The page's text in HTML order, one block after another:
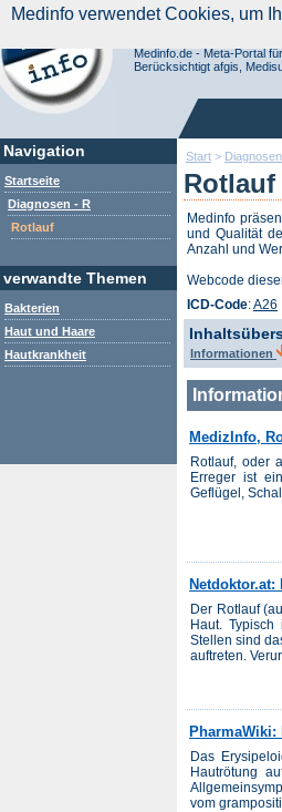
Start > Diagnosen
Rotlauf
Medinfo
und Qualität
Anzahl und
Webcode
ICD-Code:A26
Informationen
MedizInfo,
Rotlauf, oder
Erreger ist
Geflügel,
Der Rotlauf
Haut.
Stellen sind
auftreten.
PharmaWiki:
Das
Hautrötung
vom
Navigation
Startseite
Diagnosen - R
Rotlauf
verwandte Themen
Bakterien
Haut und Haare
Hautkrankheit
Suchen Sie noch oder
Medinfo.de - Meta-Portal
Berücksichtigt afgis,
Medinfo verwendet Cookies, um